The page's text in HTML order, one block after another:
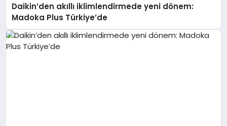
Daikin’den akıllı iklimlendirmede yeni dönem:
Madoka Plus Türkiye’de